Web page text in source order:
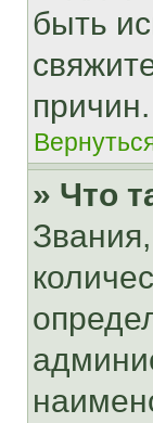
быть
причин.
» Что